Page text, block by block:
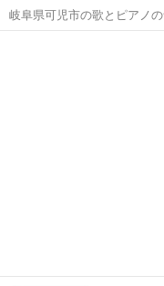
岐阜県可児市の歌とピアノ
ていただける音楽教室です。 当音楽教室ではピアノだけでなく、歌